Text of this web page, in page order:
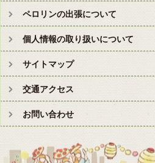
ペロリンの出張について
個人情報の取り扱いについて
サイトマップ
交通アクセス
お問い合わせ